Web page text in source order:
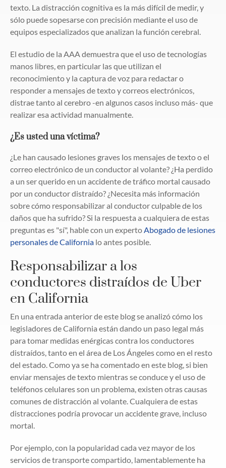
texto. La distracción cognitiva es la más difícil de medir, y
sólo puede sopesarse con precisión mediante el uso de
equipos especializados que analizan la función cerebral.
El estudio de la AAA demuestra que el uso de tecnologías
manos libres, en particular las que utilizan el
reconocimiento y la captura de voz para redactar o
responder a mensajes de texto y correos electrónicos,
distrae tanto al cerebro -en algunos casos incluso más- que
realizar esa actividad manualmente.
¿Es usted una víctima?
¿Le han causado lesiones graves los mensajes de texto o el
correo electrónico de un conductor al volante? ¿Ha perdido
a un ser querido en un accidente de tráfico mortal causado
por un conductor distraído? ¿Necesita más información
sobre cómo responsabilizar al conductor culpable de los
daños que ha sufrido? Si la respuesta a cualquiera de estas
preguntas es "sí", hable con un expertoAbogado de lesiones
personales de Californialo antes posible.
Responsabilizar a los
conductores distraídos de Uber
en California
En una entrada anterior de este blog se analizó cómo los
legisladores de California están dando un paso legal más
para tomar medidas enérgicas contra los conductores
distraídos, tanto en el área de Los Ángeles como en el resto
del estado. Como ya se ha comentado en este blog, si bien
enviar mensajes de texto mientras se conduce y el uso de
teléfonos celulares son un problema, existen otras causas
comunes de distracción al volante. Cualquiera de estas
distracciones podría provocar un accidente grave, incluso
mortal.
Por ejemplo, con la popularidad cada vez mayor de los
servicios de transporte compartido, lamentablemente ha